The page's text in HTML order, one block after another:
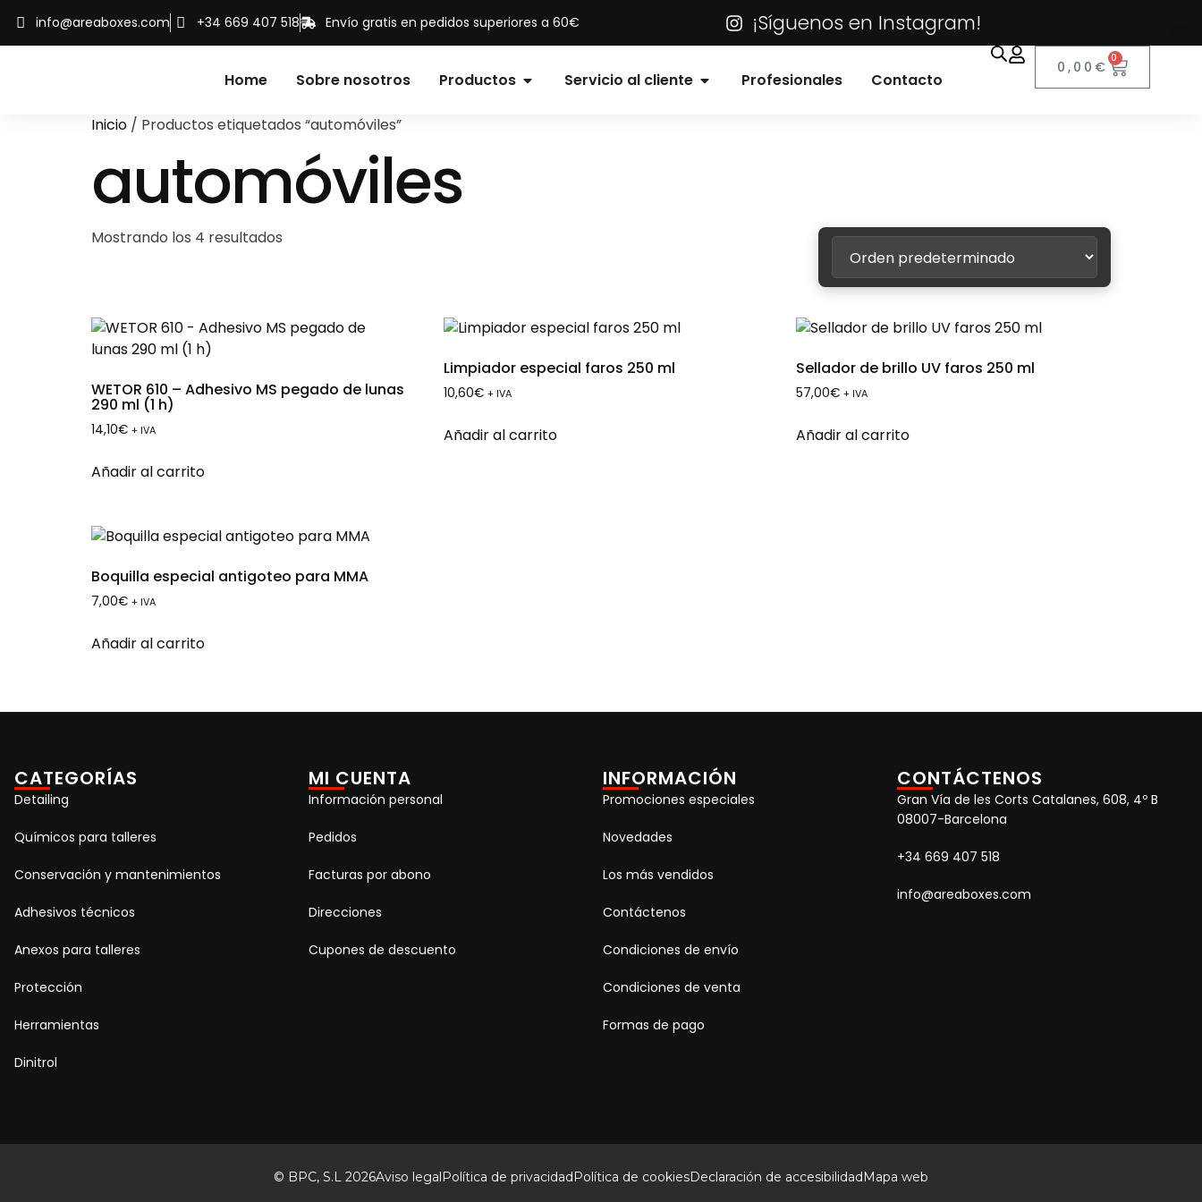
info@areaboxes.com +34 669 407 518 Envío gratis en pedidos superiores a 60€ ¡Síguenos en Instagram!
Home Sobre nosotros Productos Servicio al cliente Profesionales Contacto
0,00 €
0
Inicio / Productos etiquetados “automóviles”
automóviles
Mostrando los 4 resultados
WETOR 610 – Adhesivo MS pegado de lunas
290 ml (1 h)
14,10€ + IVA
Añadir al carrito
Limpiador especial faros 250 ml
10,60€ + IVA
Añadir al carrito
Sellador de brillo UV faros 250 ml
57,00€ + IVA
Añadir al carrito
Boquilla especial antigoteo para MMA
7,00€ + IVA
Añadir al carrito
CATEGORÍAS
Detailing
Químicos para talleres
Conservación y mantenimientos
Adhesivos técnicos
Anexos para talleres
Protección
Herramientas
Dinitrol
MI CUENTA
Información personal
Pedidos
Facturas por abono
Direcciones
Cupones de descuento
INFORMACIÓN
Promociones especiales
Novedades
Los más vendidos
Contáctenos
Condiciones de envío
Condiciones de venta
Formas de pago
CONTÁCTENOS
Gran Vía de les Corts Catalanes, 608, 4º B
08007-Barcelona
+34 669 407 518
info@areaboxes.com
© BPC, S.L 2026Aviso legalPolítica de privacidadPolítica de cookiesDeclaración de accesibilidadMapa web